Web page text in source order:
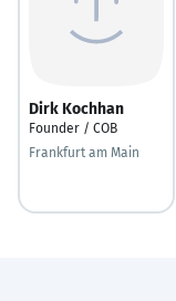
Dirk Kochhan
Founder / COB
Frankfurt am Main